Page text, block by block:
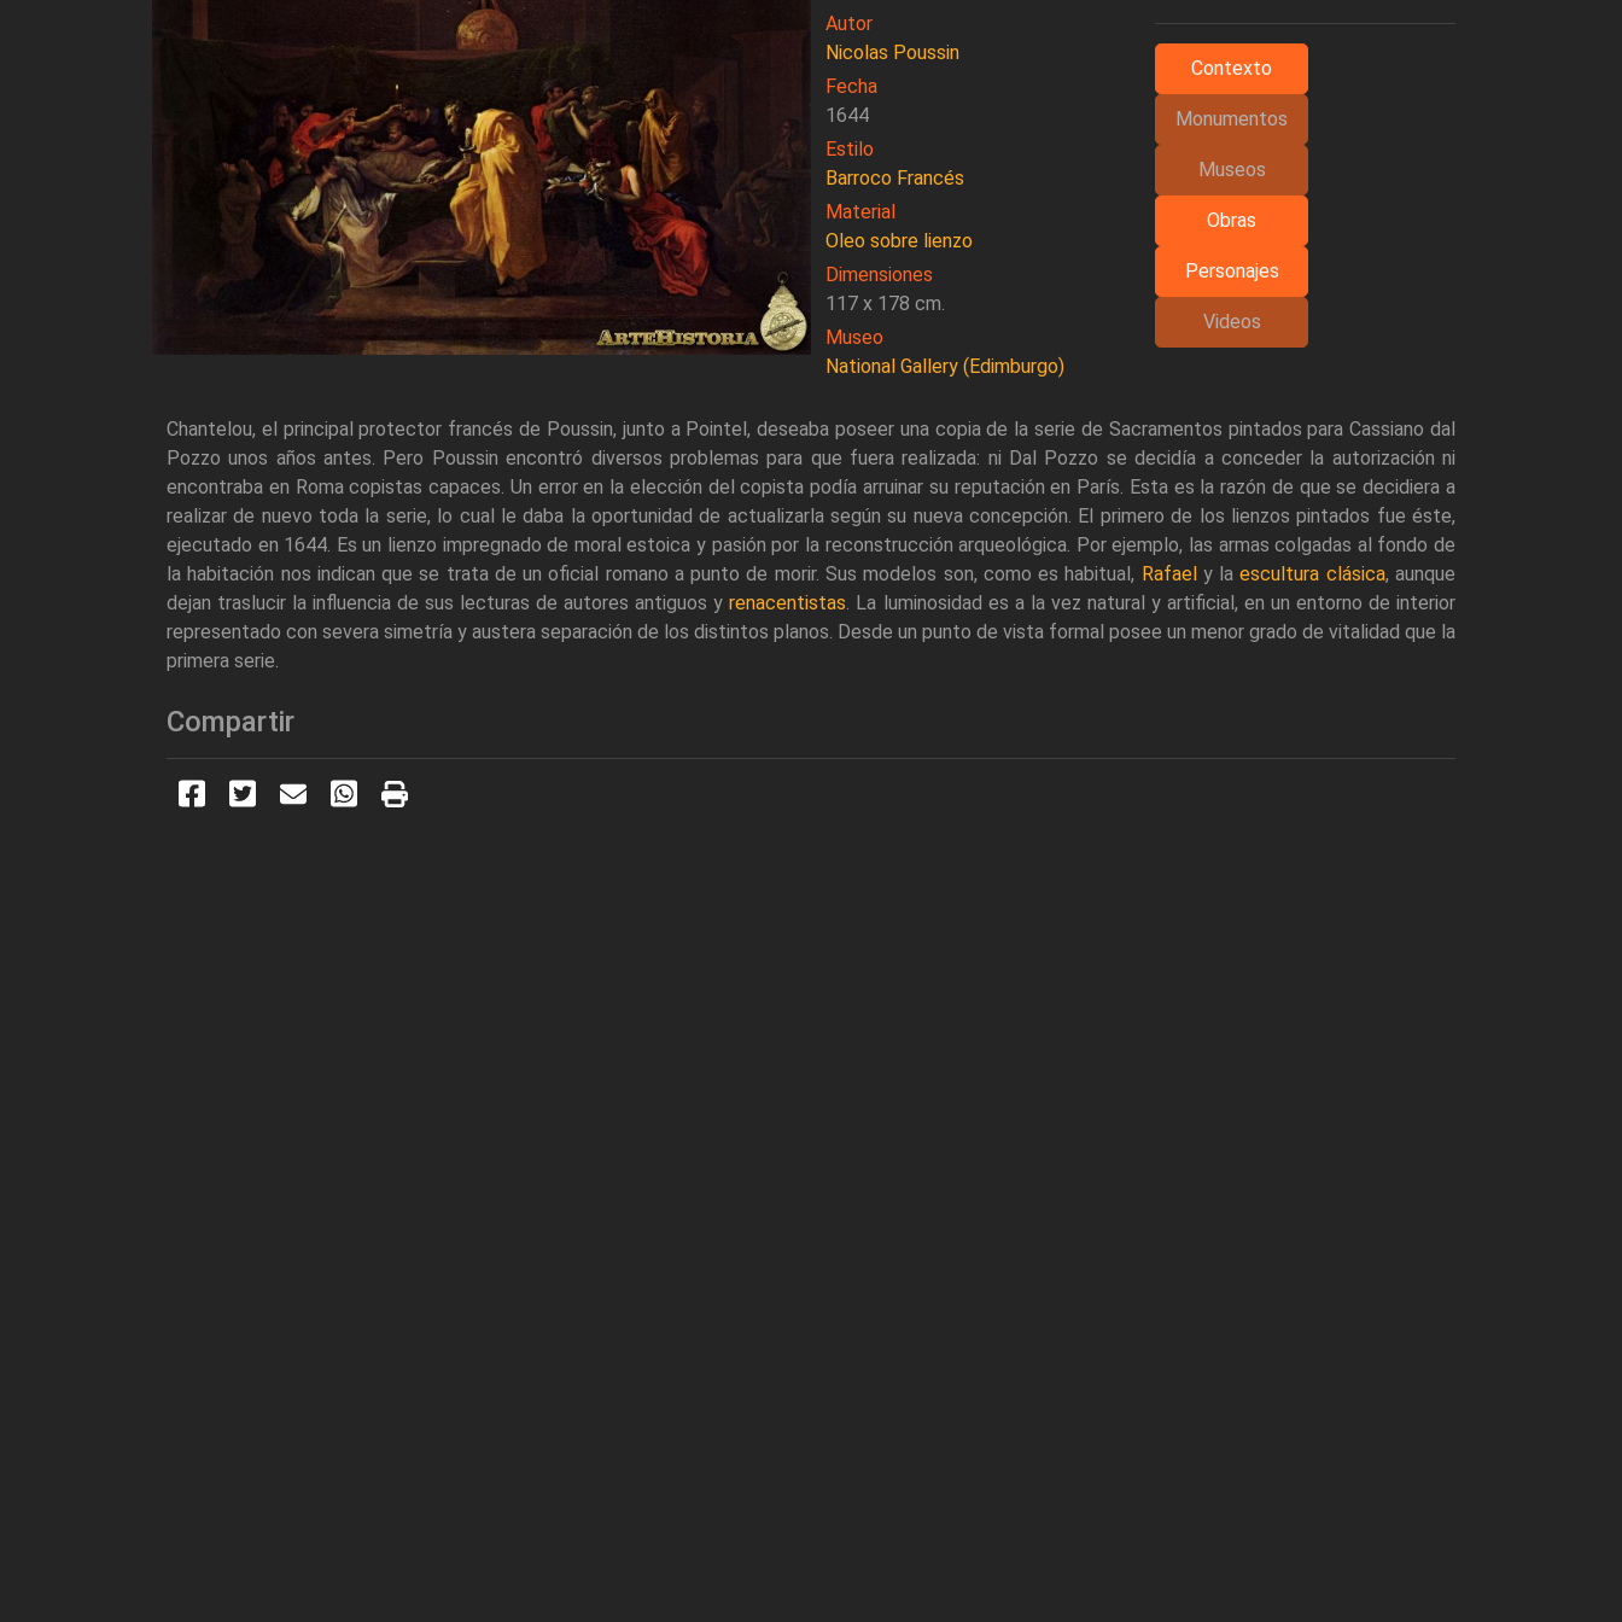
Autor
Nicolas Poussin
Fecha
1644
Estilo
Barroco Francés
Material
Oleo sobre lienzo
Dimensiones
117 x 178 cm.
Museo
National Gallery (Edimburgo)
Contexto
Monumentos
Museos
Obras
Personajes
Videos
Chantelou, el principal protector francés de Poussin, junto a Pointel, deseaba poseer una copia de la serie de Sacramentos pintados para Cassiano dal
Pozzo unos años antes. Pero Poussin encontró diversos problemas para que fuera realizada: ni Dal Pozzo se decidía a conceder la autorización ni
encontraba en Roma copistas capaces. Un error en la elección del copista podía arruinar su reputación en París. Esta es la razón de que se decidiera a
realizar de nuevo toda la serie, lo cual le daba la oportunidad de actualizarla según su nueva concepción. El primero de los lienzos pintados fue éste,
ejecutado en 1644. Es un lienzo impregnado de moral estoica y pasión por la reconstrucción arqueológica. Por ejemplo, las armas colgadas al fondo de
la habitación nos indican que se trata de un oficial romano a punto de morir. Sus modelos son, como es habitual, Rafaely laescultura clásica, aunque
dejan traslucir la influencia de sus lecturas de autores antiguos yrenacentistas. La luminosidad es a la vez natural y artificial, en un entorno de interior
representado con severa simetría y austera separación de los distintos planos. Desde un punto de vista formal posee un menor grado de vitalidad que la
primera serie.
Compartir